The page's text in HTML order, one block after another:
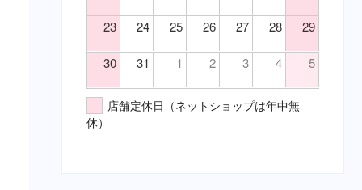
鎮静・精神安定・麻酔（要・
猫）
代謝性用薬・ホルモン剤（要・
犬）
代謝性用薬・ホルモン剤（要・
（胃）嘔吐
（胃）消化不良
（胃）食欲不振
（腎）腎不全
（腹）下痢
23 24 25 26 27 28 29
30 31 1 2 3 4 5
店舗定休日（ネットショップは年中無
休）